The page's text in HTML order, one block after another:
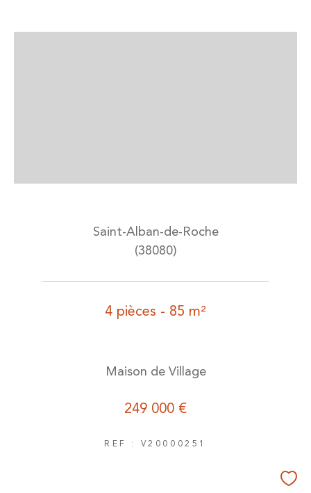
Saint-Alban-de-Roche
(38080)
4 pièces - 85 m²
Maison de Village
249 000 €
REF : V20000251